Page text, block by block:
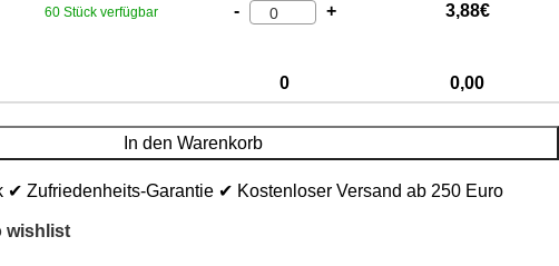
60 Stück verfügbar - + 3,88€
0 0,00
In den Warenkorb
✔ Zufriedenheits-Garantie ✔ Kostenloser Versand ab 250 Euro
wishlist